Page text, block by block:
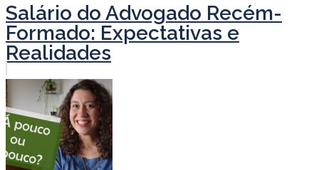
Salário do Advogado Recém-
Formado: Expectativas e
Realidades